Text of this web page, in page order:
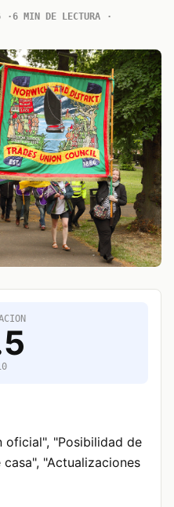
6 MIN DE LECTURA
oficial", "Posibilidad de
"Actualizaciones